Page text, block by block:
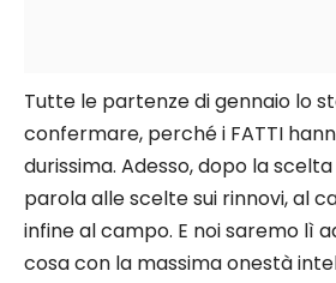
Tutte le partenze di gennaio lo
confermare, perché i FATTI
durissima. Adesso, dopo la
parola alle scelte sui rinnovi, al
infine al campo. E noi saremo lì
cosa con la massima onestà